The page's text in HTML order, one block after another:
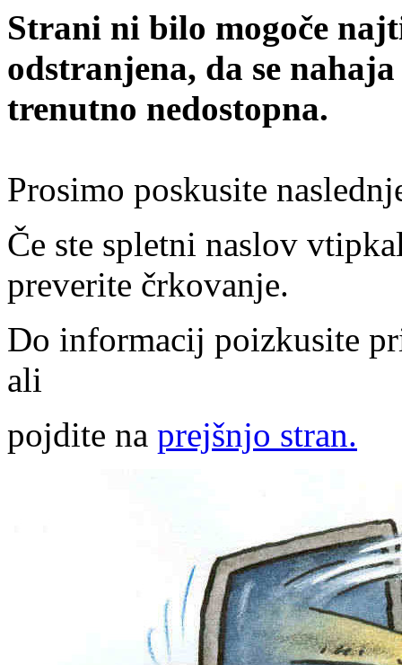
Strani ni bilo mogoče
odstranjena, da se
trenutno nedostopna.
Prosimo poskusite
Če ste spletni naslov
preverite črkovanje.
Do informacij poizkusite
ali
pojdite na prejšnjo stran.